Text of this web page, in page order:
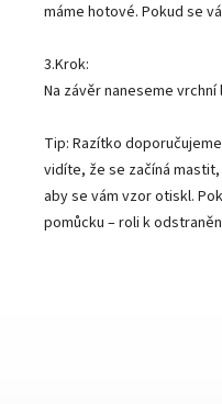
máme hotové. Pokud se
3.Krok:
Na závěr naneseme
Tip: Razítko
vidíte, že se začíná
aby se vám vzor otiskl.
pomůcku – roli k